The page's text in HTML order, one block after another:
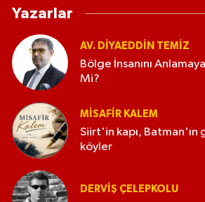
Yazarlar
AV. DIYAEDDIN TEMIZ
Bölge İnsanını
Mi?
MISAFIR KALEM
Siirt'in kapı, Batman'ın
köyler
DERVIŞ ÇELEPKOLU